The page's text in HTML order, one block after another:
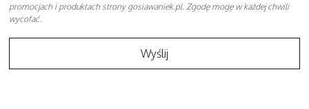
promocjach i produktach strony gosiawaniek.pl. Zgodę mogę w każdej chwili
wycofać.